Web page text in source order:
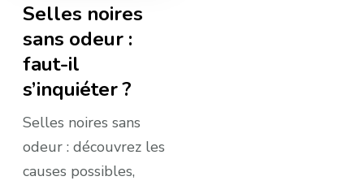
Selles noires
sans odeur :
faut-il
s’inquiéter ?
Selles noires sans
odeur : découvrez les
causes possibles,